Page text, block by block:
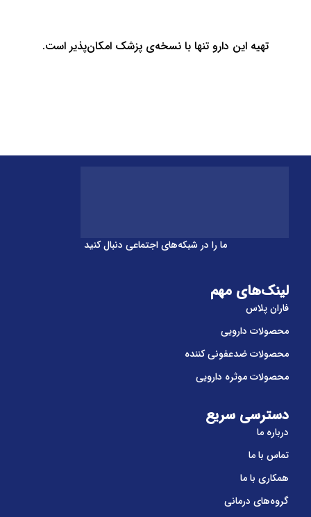
تهیه این دارو تنها با نسخه‌ی پزشک امکان‌پذیر است.
ما را در شبکه‌های اجتماعی دنبال کنید
لینک‌های مهم
فاران پلاس
محصولات دارویی
محصولات ضدعفونی کننده
محصولات موثره دارویی
دسترسی سریع
درباره ما
تماس با ما
همکاری با ما
گروه‌های درمانی